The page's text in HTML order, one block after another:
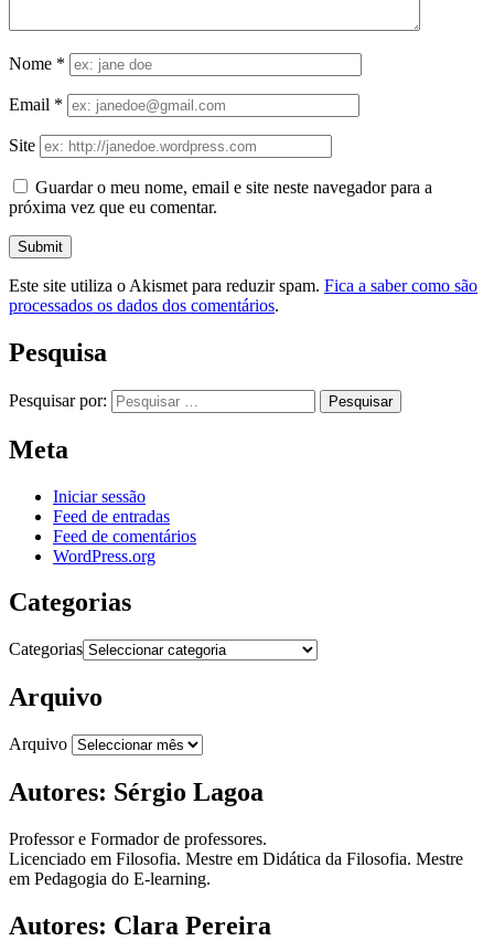
Nome *
Email *
Site
Guardar o meu nome, email e site neste navegador para a
próxima vez que eu comentar.
Este site utiliza o Akismet para reduzir spam. Fica a saber como são
processados os dados dos comentários.
Pesquisa
Pesquisar por:
Meta
Iniciar sessão
Feed de entradas
Feed de comentários
WordPress.org
Categorias
Categorias
Arquivo
Arquivo
Autores: Sérgio Lagoa
Professor e Formador de professores.
Licenciado em Filosofia. Mestre em Didática da Filosofia. Mestre
em Pedagogia do E-learning.
Autores: Clara Pereira